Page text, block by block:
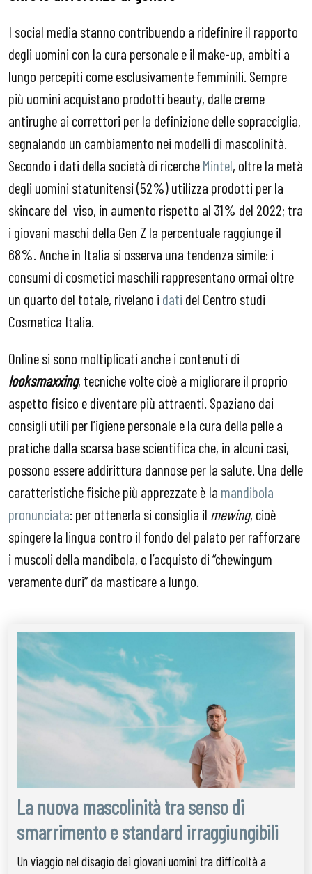
I social media stanno contribuendo a ridefinire il rapporto
degli uomini con la cura personale e il make-up, ambiti a
lungo percepiti come esclusivamente femminili. Sempre
più uomini acquistano prodotti beauty, dalle creme
antirughe ai correttori per la definizione delle sopracciglia,
segnalando un cambiamento nei modelli di mascolinità.
Secondo i dati della società di ricercheMintel, oltre la metà
degli uomini statunitensi (52%) utilizza prodotti per la
skincare del viso, in aumento rispetto al 31% del 2022; tra
i giovani maschi della Gen Z la percentuale raggiunge il
68%. Anche in Italia si osserva una tendenza simile: i
consumi di cosmetici maschili rappresentano ormai oltre
un quarto del totale, rivelano i dati del Centro studi
Cosmetica Italia.
Online si sono moltiplicati anche i contenuti di
looksmaxxing, tecniche volte cioè a migliorare il proprio
aspetto fisico e diventare più attraenti. Spaziano dai
consigli utili per l’igiene personale e la cura della pelle a
pratiche dalla scarsa base scientifica che, in alcuni casi,
possono essere addirittura dannose per la salute. Una delle
caratteristiche fisiche più apprezzate è la mandibola
pronunciata: per ottenerla si consiglia il mewing, cioè
spingere la lingua contro il fondo del palato per rafforzare
i muscoli della mandibola, o l’acquisto di “chewingum
veramente duri” da masticare a lungo.
La nuova mascolinità tra senso di
smarrimento e standard irraggiungibili
Un viaggio nel disagio dei giovani uomini tra difficoltà a